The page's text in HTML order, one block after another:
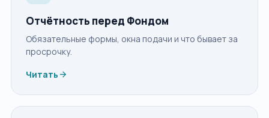
Отчётность перед Фондом
Обязательные формы, окна подачи и что бывает за
просрочку.
Читать arrow_forward